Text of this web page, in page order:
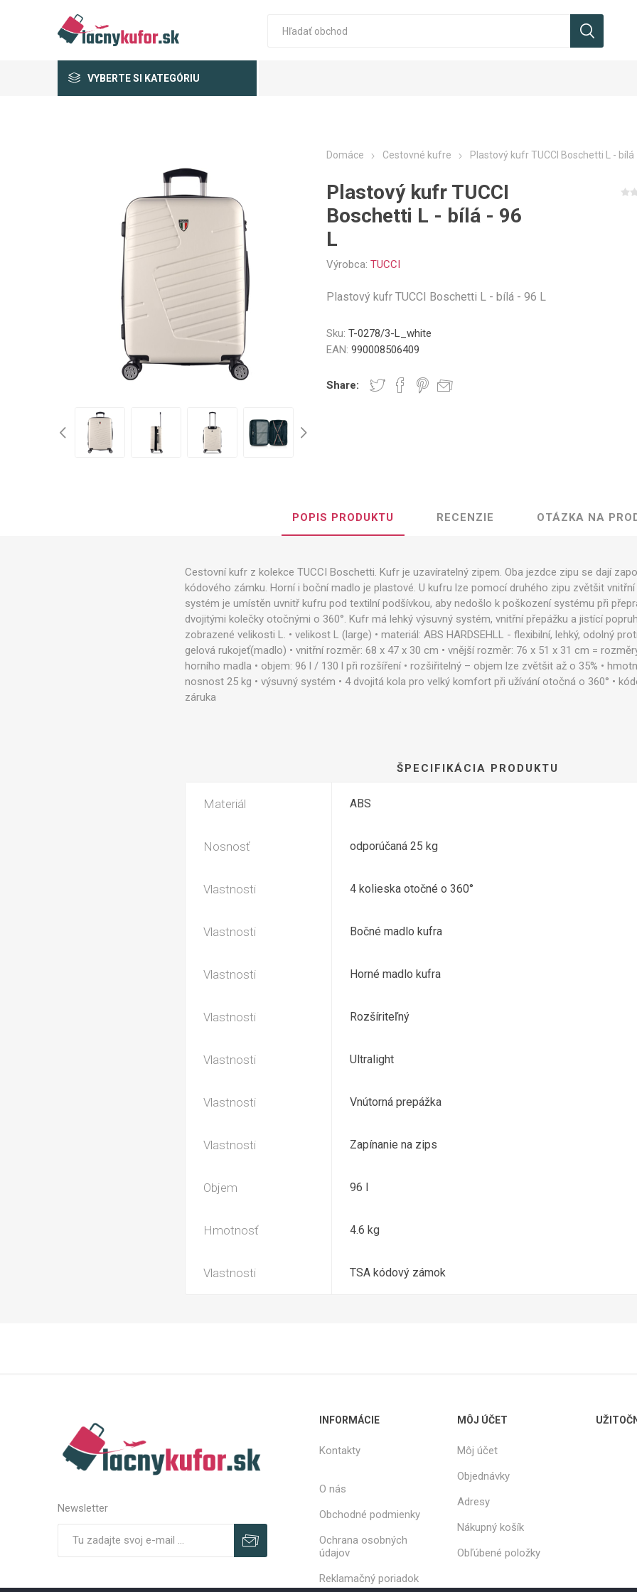
VYBERTE SI KATEGÓRIU
Domáce Cestovné kufre Plastový kufr TUCCI Boschetti L - bílá -
Plastový kufr TUCCI
Boschetti L - bílá - 96
L
Výrobca: TUCCI
Plastový kufr TUCCI Boschetti L - bílá - 96 L
Sku: T-0278/3-L_white
EAN: 990008506409
Share:
POPIS PRODUKTU RECENZIE OTÁZKA NA
Cestovní kufr z kolekce TUCCI Boschetti. Kufr je uzavíratelný zipem. Oba jezdce zipu se dají
kódového zámku. Horní i boční madlo je plastové. U kufru lze pomocí druhého zipu zvětšit
systém je umístěn uvnitř kufru pod textilní podšívkou, aby nedošlo k poškození systému při
dvojitými kolečky otočnými o 360°. Kufr má lehký výsuvný systém, vnitřní přepážku a jistící
zobrazené velikosti L. • velikost L (large) • materiál: ABS HARDSEHLL - flexibilní, lehký, odolný
gelová rukojeť(madlo) • vnitřní rozměr: 68 x 47 x 30 cm • vnější rozměr: 76 x 51 x 31 cm =
horního madla • objem: 96 l / 130 l při rozšíření • rozšiřitelný – objem lze zvětšit až o 35% •
nosnost 25 kg • výsuvný systém • 4 dvojitá kola pro velký komfort při užívání otočná o 360° •
záruka
ŠPECIFIKÁCIA PRODUKTU
Materiál ABS
Nosnosť odporúčaná 25 kg
Vlastnosti 4 kolieska otočné o 360°
Vlastnosti Bočné madlo kufra
Vlastnosti Horné madlo kufra
Vlastnosti Rozšíriteľný
Vlastnosti Ultralight
Vlastnosti Vnútorná prepážka
Vlastnosti Zapínanie na zips
Objem 96 l
Hmotnosť 4.6 kg
Vlastnosti TSA kódový zámok
Newsletter
INFORMÁCIE
Kontakty
O nás
Obchodné podmienky
Ochrana osobných
údajov
Reklamačný poriadok
MÔJ ÚČET
Môj účet
Objednávky
Adresy
Nákupný košík
Obľúbené položky